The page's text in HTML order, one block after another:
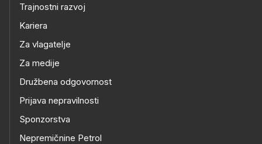
Trajnostni razvoj
Kariera
Za vlagatelje
Za medije
Družbena odgovornost
Prijava nepravilnosti
Sponzorstva
Nepremičnine Petrol